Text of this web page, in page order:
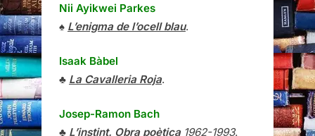
Nii Ayikwei Parkes
♠ L’enigma de l’ocell blau.
Isaak Bàbel
♣ La Cavalleria Roja.
Josep-Ramon Bach
♣ L’instint. Obra poètica1962-1993.